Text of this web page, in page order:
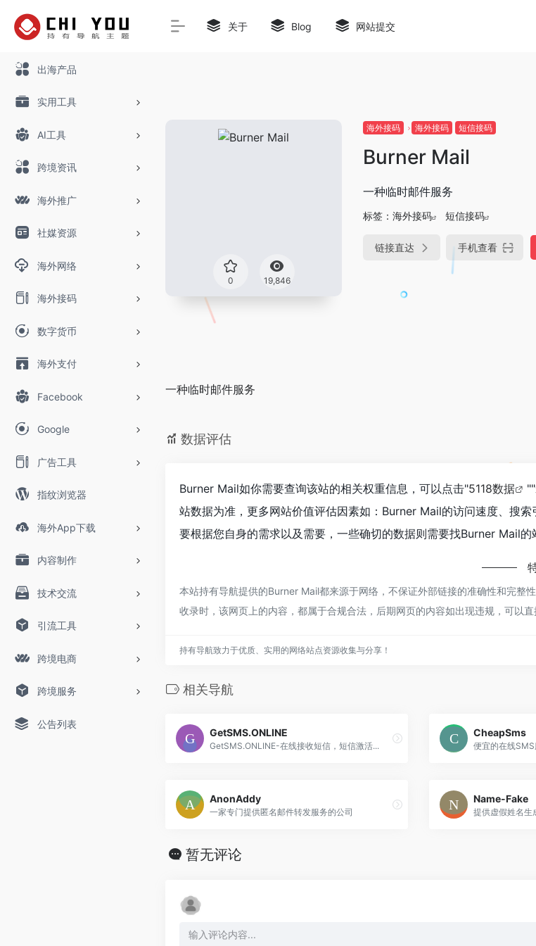
出海产品
实用工具
AI工具
跨境资讯
海外推广
社媒资源
海外网络
海外接码
数字货币
海外支付
Facebook
Google
广告工具
指纹浏览器
海外App下载
内容制作
技术交流
引流工具
跨境电商
跨境服务
公告列表
关于 Blog 网站提交
0 19,846
海外接码 海外接码 短信接码
Burner Mail
一种临时邮件服务
标签： 海外接码 短信接码
链接直达 手机查看
一种临时邮件服务
数据评估
Burner Mail如你需要查询该站的相关权重信息，可以点击"5118数据 ""
站数据为准，更多网站价值评估因素如：Burner Mail的访问速度、搜
要根据您自身的需求以及需要，一些确切的数据则需要找Burner Mail的
本站持有导航提供的Burner Mail都来源于网络，不保证外部链接的准确性和完
收录时，该网页上的内容，都属于合规合法，后期网页的内容如出现违规，可以
持有导航致力于优质、实用的网络站点资源收集与分享！
相关导航
GetSMS.ONLINE
GetSMS.ONLINE-在线接收短信，短信激活...
CheapSms
便宜的在线
AnonAddy
一家专门提供匿名邮件转发服务的公司
Name-Fake
提供虚假姓名生
暂无评论